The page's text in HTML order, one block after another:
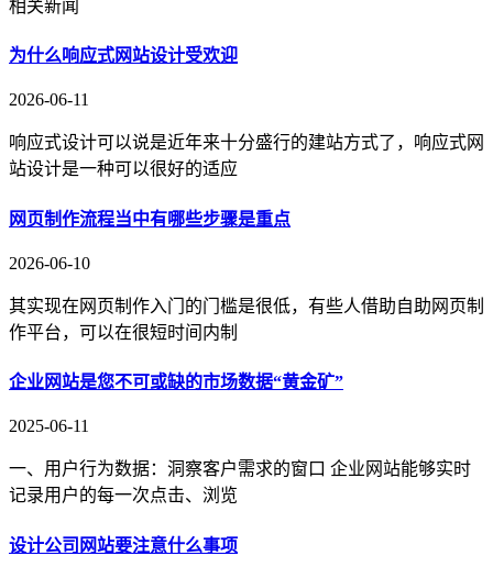
相关新闻
为什么响应式网站设计受欢迎
2026-06-11
响应式设计可以说是近年来十分盛行的建站方式了，响应式网
站设计是一种可以很好的适应
网页制作流程当中有哪些步骤是重点
2026-06-10
其实现在网页制作入门的门槛是很低，有些人借助自助网页制
作平台，可以在很短时间内制
企业网站是您不可或缺的市场数据“黄金矿”
2025-06-11
一、用户行为数据：洞察客户需求的窗口 企业网站能够实时
记录用户的每一次点击、浏览
设计公司网站要注意什么事项